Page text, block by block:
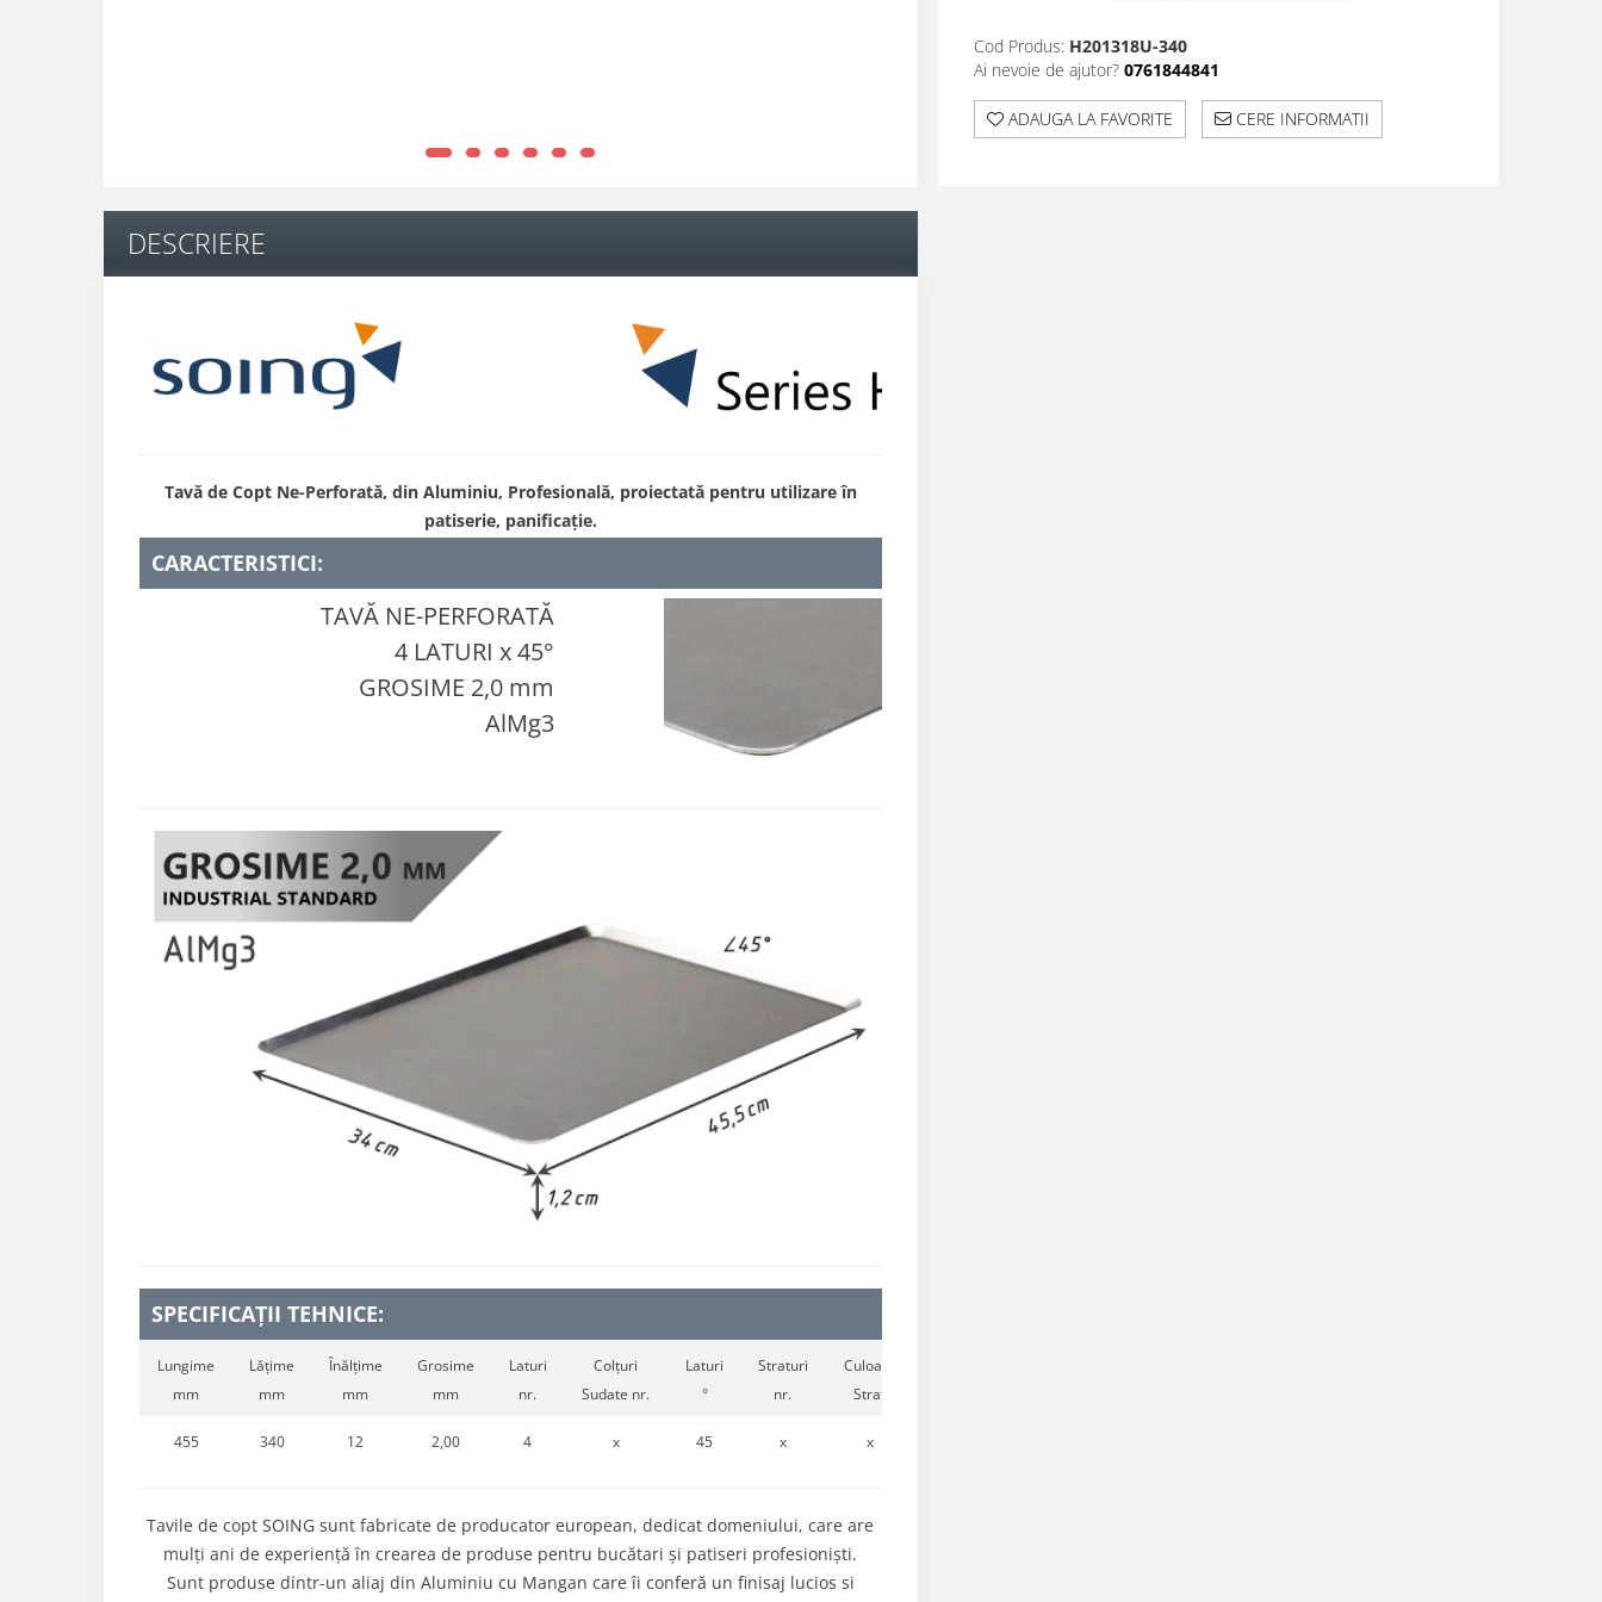
Cod Produs: H201318U-340
Ai nevoie de ajutor? 0761844841
ADAUGA LA FAVORITE CERE INFORMATII
DESCRIERE
Tavă de Copt Ne-Perforată, din Aluminiu, Profesională, proiectată pentru utilizare în
patiserie, panificație.
CARACTERISTICI:
TAVĂ NE-PERFORATĂ
4 LATURI x 45°
GROSIME 2,0 mm
AlMg3
SPECIFICAȚII TEHNICE:
Lungime
mm
Lățime
mm
Înălțime
mm
Grosime
mm
Laturi
nr.
Colțuri
Sudate nr.
Laturi
°
Straturi
nr.
Culoare
Strat
455 340 12 2,00 4 x 45 x x
Tavile de copt SOING sunt fabricate de producator european, dedicat domeniului, care are
mulți ani de experiență în crearea de produse pentru bucătari și patiseri profesioniști.
Sunt produse dintr-un aliaj din Aluminiu cu Mangan care îi conferă un finisaj lucios si